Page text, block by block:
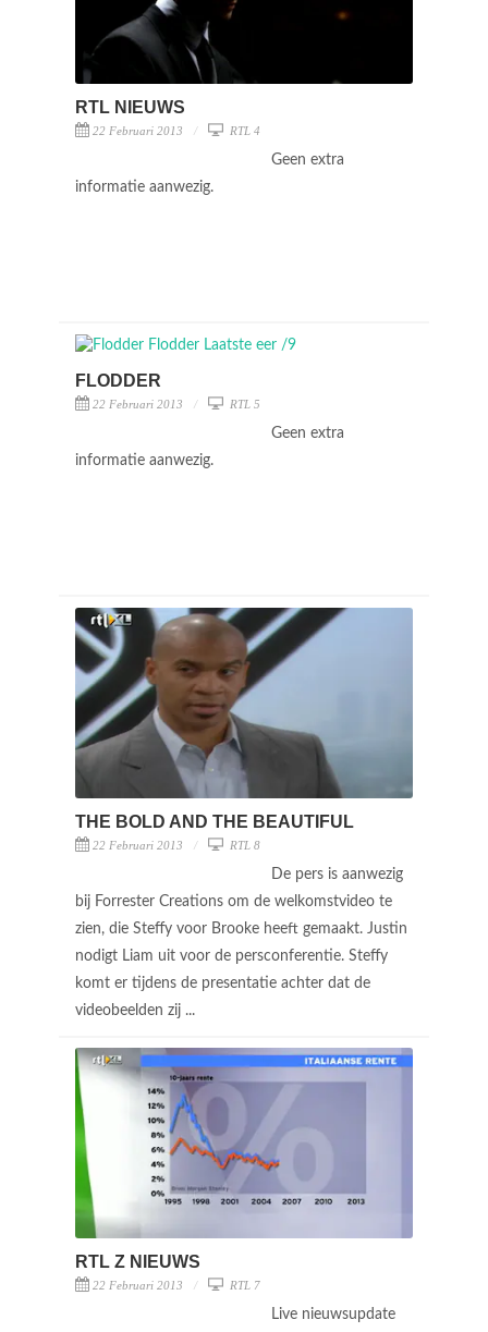
RTL NIEUWS
22 Februari 2013 RTL 4
Geen extra
informatie aanwezig.
FLODDER
22 Februari 2013 RTL 5
Geen extra
informatie aanwezig.
THE BOLD AND THE BEAUTIFUL
22 Februari 2013 RTL 8
De pers is aanwezig
bij Forrester Creations om de welkomstvideo te
zien, die Steffy voor Brooke heeft gemaakt. Justin
nodigt Liam uit voor de persconferentie. Steffy
komt er tijdens de presentatie achter dat de
videobeelden zij ...
RTL Z NIEUWS
22 Februari 2013 RTL 7
Live nieuwsupdate